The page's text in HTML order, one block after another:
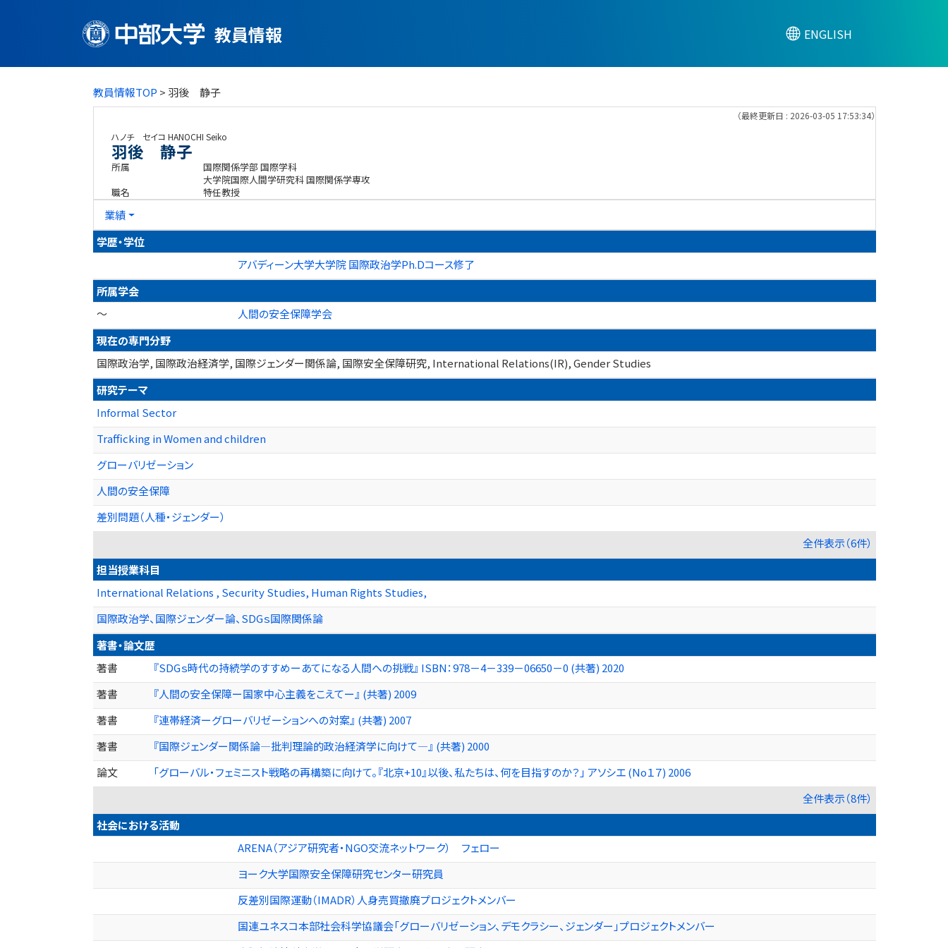
教員情報 ENGLISH
教員情報TOP > 羽後 静子
（最終更新日 : 2026-03-05 17:53:34）
ハノチ セイコ HANOCHI Seiko
羽後 静子
所属
国際関係学部 国際学科
大学院国際人間学研究科 国際関係学専攻
職名
特任教授
業績
学歴・学位
アバディーン大学大学院 国際政治学Ph.Dコース修了
所属学会
～
人間の安全保障学会
現在の専門分野
国際政治学, 国際政治経済学, 国際ジェンダー関係論, 国際安全保障研究, International Relations(IR), Gender Studies
研究テーマ
Informal Sector
Trafficking in Women and children
グローバリゼーション
人間の安全保障
差別問題（人種・ジェンダー）
全件表示（6件）
担当授業科目
International Relations , Security Studies, Human Rights Studies,
国際政治学、国際ジェンダー論、SDGｓ国際関係論
著書・論文歴
著書
『SDGｓ時代の持続学のすすめーあてになる人間への挑戦』 ISBN：978－4－339－06650－0 (共著) 2020
著書
『人間の安全保障ー国家中心主義をこえてー』 (共著) 2009
著書
『連帯経済ーグローバリゼーションへの対案』 (共著) 2007
著書
『国際ジェンダー関係論—批判理論的政治経済学に向けて—』 (共著) 2000
論文
「グローバル・フェミニスト戦略の再構築に向けて。『北京+10』以後、私たちは、何を目指すのか？」 アソシエ (No１７) 2006
全件表示（8件）
社会における活動
ARENA（アジア研究者・NGO交流ネットワーク） フェロー
ヨーク大学国際安全保障研究センター研究員
反差別国際運動（IMADR）人身売買撤廃プロジェクトメンバー
国連ユネスコ本部社会科学協議会「グローバリゼーション、デモクラシー、ジェンダー」プロジェクトメンバー